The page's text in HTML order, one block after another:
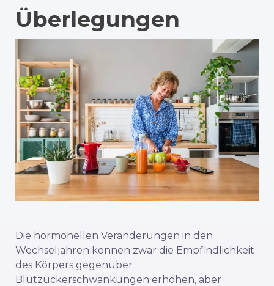
Überlegungen
Die hormonellen Veränderungen in den
Wechseljahren können zwar die Empfindlichkeit
des Körpers gegenüber
Blutzuckerschwankungen erhöhen, aber